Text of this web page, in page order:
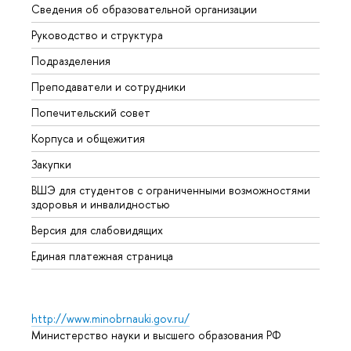
Сведения об образовательной организации
Руководство и структура
Подразделения
Преподаватели и сотрудники
Попечительский совет
Корпуса и общежития
Закупки
ВШЭ для студентов с ограниченными возможностями
здоровья и инвалидностью
Версия для слабовидящих
Единая платежная страница
http://www.minobrnauki.gov.ru/
Министерство науки и высшего образования РФ